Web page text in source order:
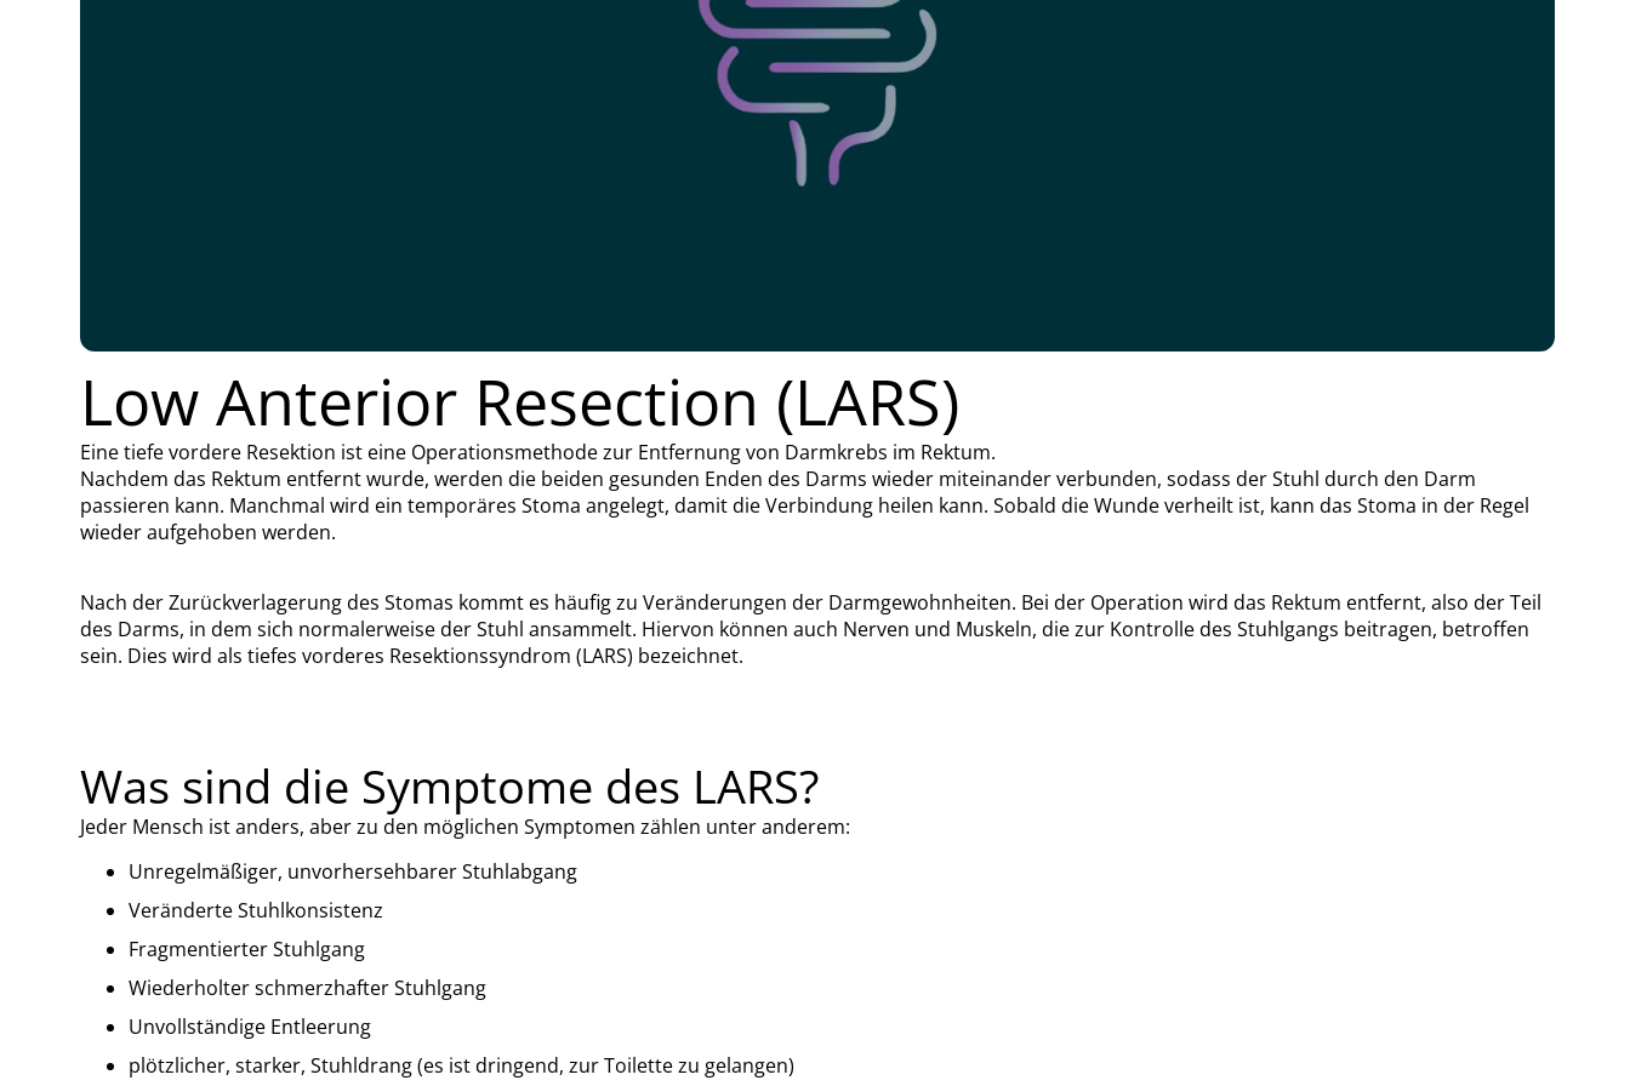
Low Anterior Resection (LARS)
Eine tiefe vordere Resektion ist eine Operationsmethode zur Entfernung von Darmkrebs im Rektum.
Nachdem das Rektum entfernt wurde, werden die beiden gesunden Enden des Darms wieder miteinander verbunden, sodass der Stuhl durch den Darm
passieren kann. Manchmal wird ein temporäres Stoma angelegt, damit die Verbindung heilen kann. Sobald die Wunde verheilt ist, kann das Stoma in der Regel
wieder aufgehoben werden.
Nach der Zurückverlagerung des Stomas kommt es häufig zu Veränderungen der Darmgewohnheiten. Bei der Operation wird das Rektum entfernt, also der Teil
des Darms, in dem sich normalerweise der Stuhl ansammelt. Hiervon können auch Nerven und Muskeln, die zur Kontrolle des Stuhlgangs beitragen, betroffen
sein. Dies wird als tiefes vorderes Resektionssyndrom (LARS) bezeichnet.
Was sind die Symptome des LARS?
Jeder Mensch ist anders, aber zu den möglichen Symptomen zählen unter anderem:
Unregelmäßiger, unvorhersehbarer Stuhlabgang
Veränderte Stuhlkonsistenz
Fragmentierter Stuhlgang
Wiederholter schmerzhafter Stuhlgang
Unvollständige Entleerung
plötzlicher, starker, Stuhldrang (es ist dringend, zur Toilette zu gelangen)